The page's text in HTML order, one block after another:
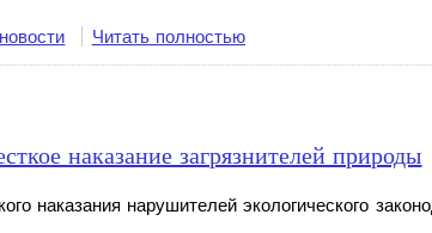
Читать полностью
наказание загрязнителей природы
наказания нарушителей экологического